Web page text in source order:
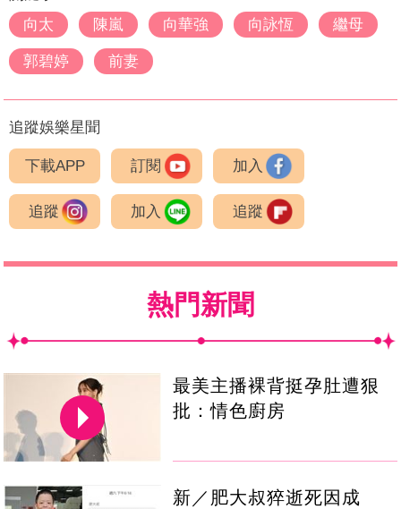
向太
陳嵐 向華強 向詠恆 繼母
郭碧婷 前妻
追蹤娛樂星聞
下載APP 訂閱 加入
追蹤 加入 追蹤
熱門新聞
最美主播裸背挺孕肚遭狠
批：情色廚房
新／肥大叔猝逝死因成